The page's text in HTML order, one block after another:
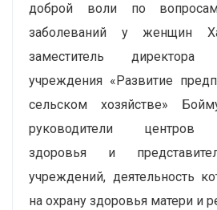
доброй воли по вопросам
заболеваний у женщин
заместитель директора
учреждения «Развитие
сельском хозяйстве»
руководители центров
здоровья и
учреждений, деятельность
на охрану здоровья матери и